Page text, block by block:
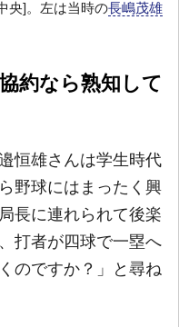
央]。左は当時の長嶋茂雄
約なら熟知して
恒雄さんは学生時代
野球にはまったく興
長に連れられて後楽
打者が四球で一塁へ
のですか？」と尋ね